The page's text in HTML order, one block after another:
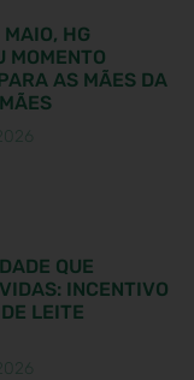
MAIO, HG
MOMENTO
AS MÃES DA
QUE
INCENTIVO
LEITE